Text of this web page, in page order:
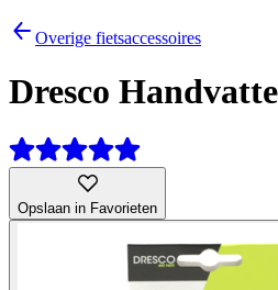
Overige fietsaccessoires
Dresco
Opslaan in Favorieten